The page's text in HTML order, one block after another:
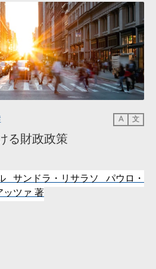
A 文
る財政政策
サンドラ・リサラソ パウロ・
ツァ著